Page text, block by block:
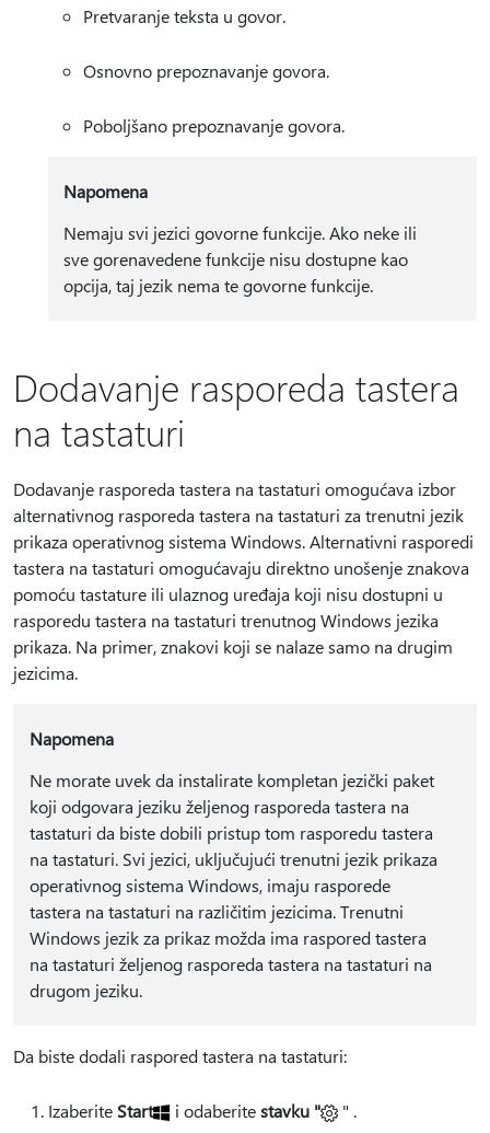
Pretvaranje teksta u govor.
Osnovno prepoznavanje govora.
Poboljšano prepoznavanje govora.
Napomena
Nemaju svi jezici govorne funkcije. Ako neke ili
sve gorenavedene funkcije nisu dostupne kao
opcija, taj jezik nema te govorne funkcije.
Dodavanje rasporeda tastera
na tastaturi
Dodavanje rasporeda tastera na tastaturi omogućava izbor
alternativnog rasporeda tastera na tastaturi za trenutni jezik
prikaza operativnog sistema Windows. Alternativni rasporedi
tastera na tastaturi omogućavaju direktno unošenje znakova
pomoću tastature ili ulaznog uređaja koji nisu dostupni u
rasporedu tastera na tastaturi trenutnog Windows jezika
prikaza. Na primer, znakovi koji se nalaze samo na drugim
jezicima.
Napomena
Ne morate uvek da instalirate kompletan jezički paket
koji odgovara jeziku željenog rasporeda tastera na
tastaturi da biste dobili pristup tom rasporedu tastera
na tastaturi. Svi jezici, uključujući trenutni jezik prikaza
operativnog sistema Windows, imaju rasporede
tastera na tastaturi na različitim jezicima. Trenutni
Windows jezik za prikaz možda ima raspored tastera
na tastaturi željenog rasporeda tastera na tastaturi na
drugom jeziku.
Da biste dodali raspored tastera na tastaturi:
Izaberite Start i odaberitestavku " " .